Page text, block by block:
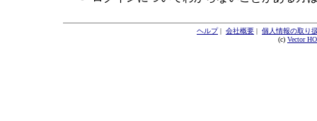
ヘルプ| 会社概要 | 個人情報の取り
(c) Vector